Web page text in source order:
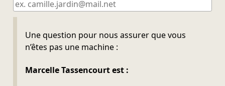
Une question pour nous assurer que vous
n’êtes pas une machine :
Marcelle Tassencourt est :
Ne pas remplir